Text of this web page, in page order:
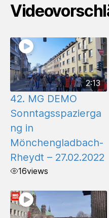
2:13
42. MG DEMO
Sonntagsspazierga
ng in
Mönchengladbach-
Rheydt – 27.02.2022
16views